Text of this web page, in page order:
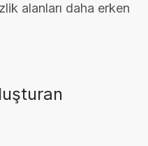
alanları daha erken